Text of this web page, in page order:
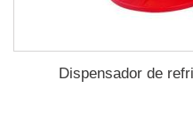
Dispensador de